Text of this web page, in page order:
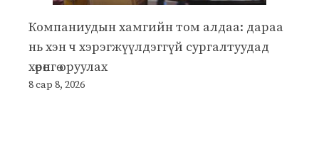
Компаниудын хамгийн том алдаа: дараа
нь хэн ч хэрэгжүүлдэггүй сургалтуудад
хөрөнгө оруулах
8 сар 8, 2026